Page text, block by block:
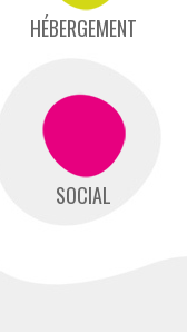
HÉBERGEMENT
SOCIAL